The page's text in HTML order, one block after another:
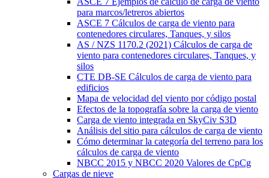
para marcos/letreros abiertos
ASCE 7 Cálculos de carga de viento para
contenedores circulares, Tanques, y silos
AS / NZS 1170.2 (2021) Cálculos de carga de
viento para contenedores circulares, Tanques, y
silos
CTE DB-SE Cálculos de carga de viento para
edificios
Mapa de velocidad del viento por código postal
Efectos de la topografía sobre la carga de viento
Carga de viento integrada en SkyCiv S3D
Análisis del sitio para cálculos de carga de viento
Cómo determinar la categoría del terreno para los
cálculos de carga de viento
NBCC 2015 y NBCC 2020 Valores de CpCg
Cargas de nieve